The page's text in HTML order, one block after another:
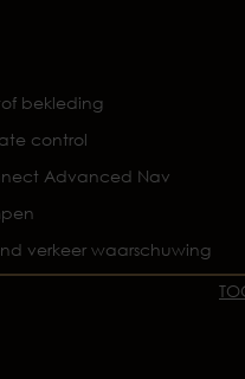
bekleding
control
Advanced Nav
verkeer waarschuwing